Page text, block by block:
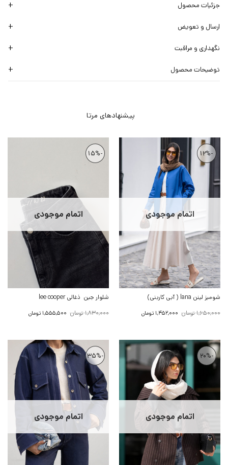
جزئیات محصول
ارسال و تعویض
نگهداری و مراقبت
توضیحات محصول
-12%
اتمام موجودی
شومیز لینن lana ( آبی کاربنی)
1,650,000تومان قیمت
1,650,000 تومان
بود.
1,452,000 تومانقیمت
1,452,000 تومان.
اتمام موجودی
شلوار جین ذغالی lee cooper
1,830,000تومان قیمت
1,830,000 تومان
بود.
1,555,500تومانقیمت
1,555,500 تومان.
-20%
اتمام موجودی اتمام موجودی